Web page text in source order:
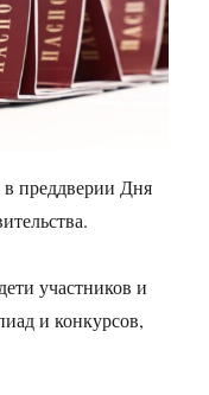
преддверии Дня
участников и
и конкурсов,